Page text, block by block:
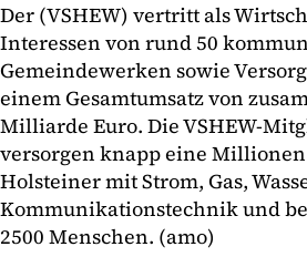
Der (VSHEW) vertritt als
Interessen von rund 50
Gemeindewerken sowie
einem Gesamtumsatz von
Milliarde Euro. Die VSHEW-
versorgen knapp eine
Holsteiner mit Strom, Gas,
Kommunikationstechnik und
2500 Menschen. (amo)